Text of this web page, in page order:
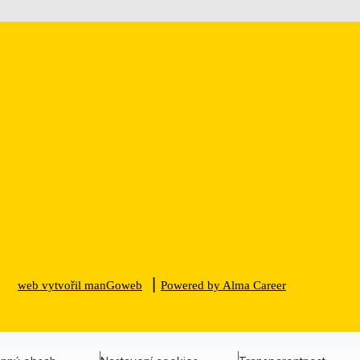
web vytvořil manGoweb Powered by Alma Career